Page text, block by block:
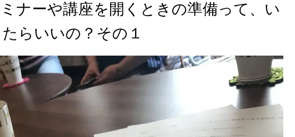
ナーや講座を開くときの準備って、い
らいいの？その１